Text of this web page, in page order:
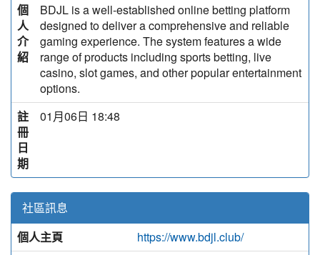
個
人
介
紹
BDJL is a well-established online betting platform
designed to deliver a comprehensive and reliable
gaming experience. The system features a wide
range of products including sports betting, live
casino, slot games, and other popular entertainment
options.
註
冊
日
期
01月06日 18:48
社區訊息
個人主頁
https://www.bdjl.club/